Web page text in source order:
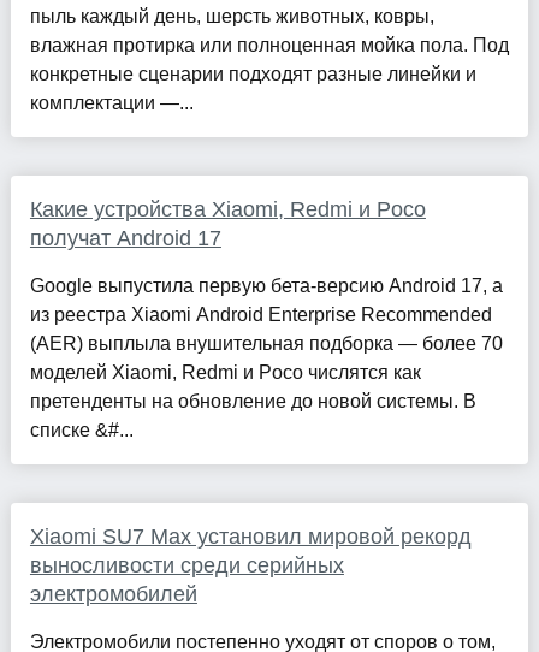
пыль каждый день, шерсть животных, ковры,
влажная протирка или полноценная мойка пола. Под
конкретные сценарии подходят разные линейки и
комплектации —...
Какие устройства Xiaomi, Redmi и Poco
получат Android 17
Google выпустила первую бета‑версию Android 17, а
из реестра Xiaomi Android Enterprise Recommended
(AER) выплыла внушительная подборка — более 70
моделей Xiaomi, Redmi и Poco числятся как
претенденты на обновление до новой системы. В
списке &#...
Xiaomi SU7 Max установил мировой рекорд
выносливости среди серийных
электромобилей
Электромобили постепенно уходят от споров о том,